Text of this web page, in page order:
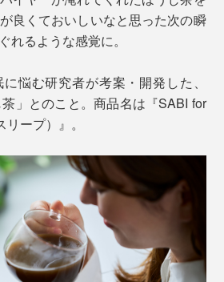
良くておいしいなと思った次の瞬
れるような感覚に。
悩む研究者が考案・開発した、
茶」とのこと。商品名は『SABI for
ープ）』。